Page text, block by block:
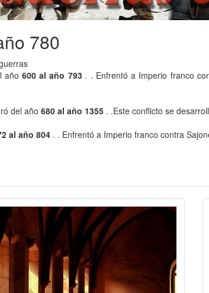
780
año600 al año 793. . Enfrentó a Imperio franco
del año 680 al año 1355 . .Este conflicto se
al año 804 . . Enfrentó a Imperio franco contra